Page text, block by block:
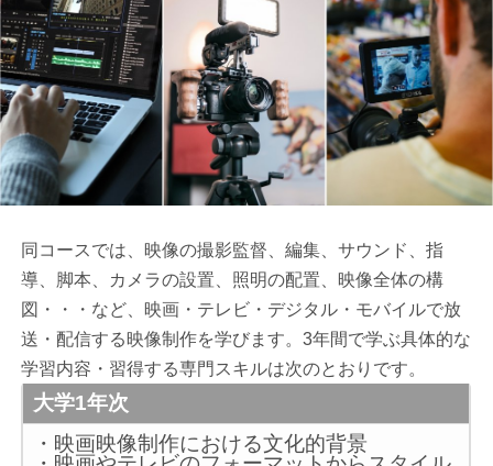
同コースでは、映像の撮影監督、編集、サウンド、指
導、脚本、カメラの設置、照明の配置、映像全体の構
図・・・など、映画・テレビ・デジタル・モバイルで放
送・配信する映像制作を学びます。3年間で学ぶ具体的な
学習内容・習得する専門スキルは次のとおりです。
大学1年次
・映画映像制作における文化的背景